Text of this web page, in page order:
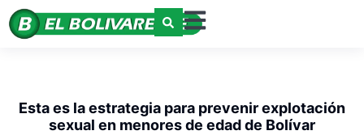
Esta es la estrategia para prevenir explotación
sexual en menores de edad de Bolívar